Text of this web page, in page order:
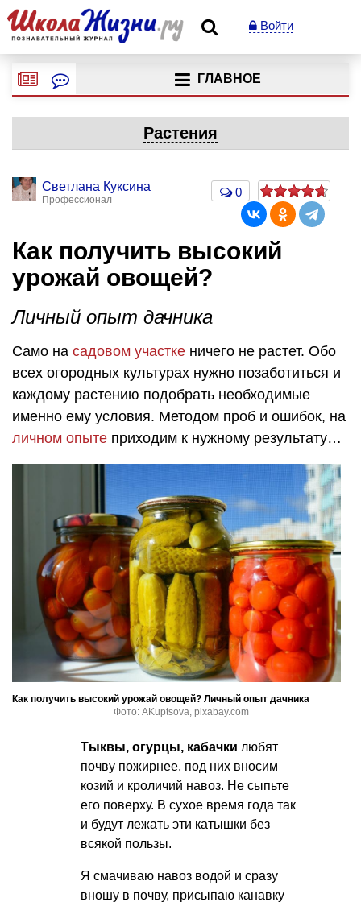
Войти
ГЛАВНОЕ
Растения
Светлана Куксина
Профессионал
0
Как получить высокий
урожай овощей?
Личный опыт дачника
Само на садовом участке ничего не растет. Обо
всех огородных культурах нужно позаботиться и
каждому растению подобрать необходимые
именно ему условия. Методом проб и ошибок, на
личном опыте приходим к нужному результату…
Как получить высокий урожай овощей? Личный опыт дачника
Фото: AKuptsova, pixabay.com
Тыквы, огурцы, кабачки любят
почву пожирнее, под них вносим
козий и кроличий навоз. Не сыпьте
его поверху. В сухое время года так
и будут лежать эти катышки без
всякой пользы.
Я смачиваю навоз водой и сразу
вношу в почву, присыпаю канавку